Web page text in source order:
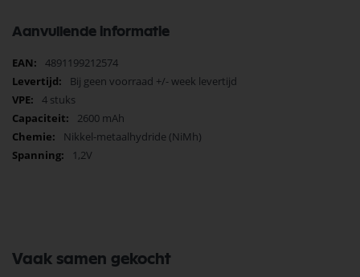
Koop vandaag nog en benut de voordelen van langdurige stroom met
zit!
Aanvullende informatie
Meer
informatie
4891199212574
Bij geen voorraad +/- week levertijd
4 stuks
2600 mAh
Nikkel-metaalhydride (NiMh)
1,2V
Vaak samen gekocht